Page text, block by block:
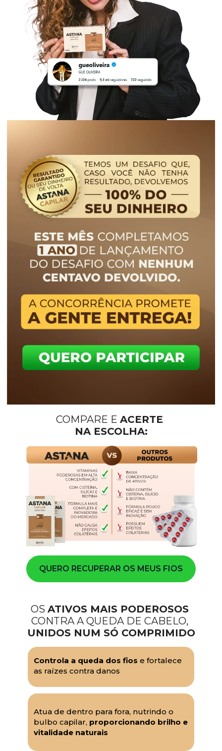
COMPARE E ACERTE
NA ESCOLHA:
QUERO RECUPERAR OS MEUS FIOS
OS ATIVOS MAIS PODEROSOS
UNIDOS NUM SÓ COMPRIMIDO
Controla a queda dos fios e fortalece
as raízes contra danos
Atua de dentro para fora, nutrindo o
bulbo capilar, proporcionando brilho e
vitalidade naturais